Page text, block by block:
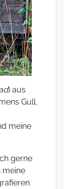
) aus
Gull.
meine
gerne
meine